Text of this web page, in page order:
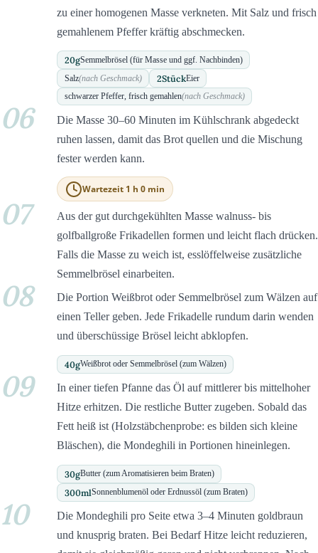
zu einer homogenen Masse verkneten. Mit Salz und frisch
gemahlenem Pfeffer kräftig abschmecken.
20gSemmelbrösel (für Masse und ggf. Nachbinden)
Salz(nach Geschmack) 2StückEier
schwarzer Pfeffer, frisch gemahlen(nach Geschmack)
06
Die Masse 30–60 Minuten im Kühlschrank abgedeckt
ruhen lassen, damit das Brot quellen und die Mischung
fester werden kann.
Wartezeit 1 h 0 min
07
Aus der gut durchgekühlten Masse walnuss- bis
golfballgroße Frikadellen formen und leicht flach drücken.
Falls die Masse zu weich ist, esslöffelweise zusätzliche
Semmelbrösel einarbeiten.
08
Die Portion Weißbrot oder Semmelbrösel zum Wälzen auf
einen Teller geben. Jede Frikadelle rundum darin wenden
und überschüssige Brösel leicht abklopfen.
40gWeißbrot oder Semmelbrösel (zum Wälzen)
09
In einer tiefen Pfanne das Öl auf mittlerer bis mittelhoher
Hitze erhitzen. Die restliche Butter zugeben. Sobald das
Fett heiß ist (Holzstäbchenprobe: es bilden sich kleine
Bläschen), die Mondeghili in Portionen hineinlegen.
30gButter (zum Aromatisieren beim Braten)
300mlSonnenblumenöl oder Erdnussöl (zum Braten)
10
Die Mondeghili pro Seite etwa 3–4 Minuten goldbraun
und knusprig braten. Bei Bedarf Hitze leicht reduzieren,